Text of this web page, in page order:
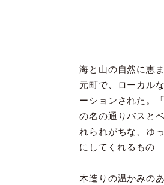
海と山の自然に恵
元町で、ローカル
ーションされた。
の名の通りバスと
れられがちな、ゆ
にしてくれるもの
木造りの温かみの